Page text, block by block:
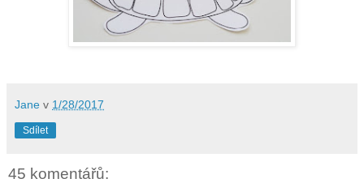
Jane v 1/28/2017
Sdílet
45 komentářů: